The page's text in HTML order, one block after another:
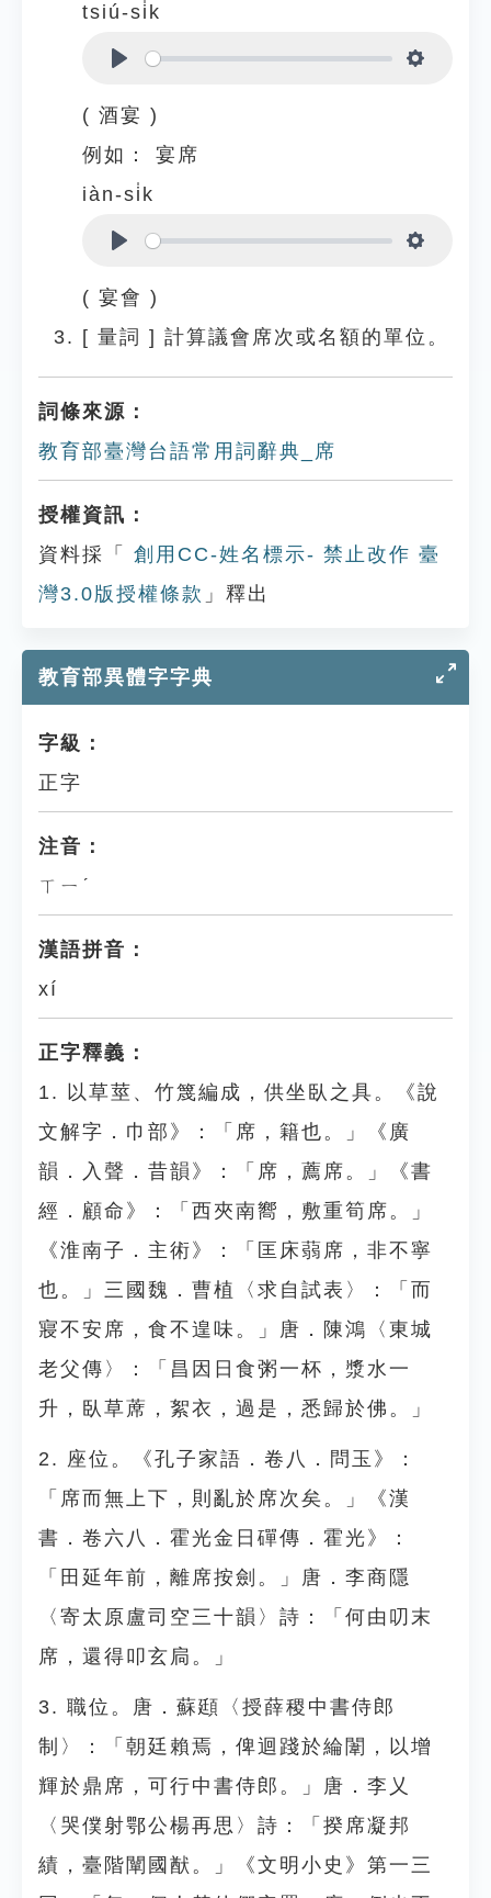
tsiú-si̍k
( 酒宴 )
例如：
宴席
iàn-si̍k
( 宴會 )
[ 量詞 ] 計算議會席次或名額的單位。
詞條來源：
教育部臺灣台語常用詞辭典_席
授權資訊：
資料採「
創用CC-姓名標示- 禁止改作 臺
灣3.0版授權條款 」釋出
教育部異體字字典
字級：
正字
注音：
ㄒㄧˊ
漢語拼音：
xí
正字釋義：
1. 以草莖、竹篾編成，供坐臥之具。《說
文解字．巾部》：「席，籍也。」《廣
韻．入聲．昔韻》：「席，薦席。」《書
經．顧命》：「西夾南嚮，敷重筍席。」
《淮南子．主術》：「匡床蒻席，非不寧
也。」三國魏．曹植〈求自試表〉：「而
寢不安席，食不遑味。」唐．陳鴻〈東城
老父傳〉：「昌因日食粥一杯，漿水一
升，臥草蓆，絮衣，過是，悉歸於佛。」
2. 座位。《孔子家語．卷八．問玉》：
「席而無上下，則亂於席次矣。」《漢
書．卷六八．霍光金日磾傳．霍光》：
「田延年前，離席按劍。」唐．李商隱
〈寄太原盧司空三十韻〉詩：「何由叨末
席，還得叩玄扃。」
3. 職位。唐．蘇頲〈授薛稷中書侍郎
制〉：「朝廷賴焉，俾迴踐於綸闈，以增
輝於鼎席，可行中書侍郎。」唐．李乂
〈哭僕射鄂公楊再思〉詩：「揆席凝邦
績，臺階闡國猷。」《文明小史》第一三